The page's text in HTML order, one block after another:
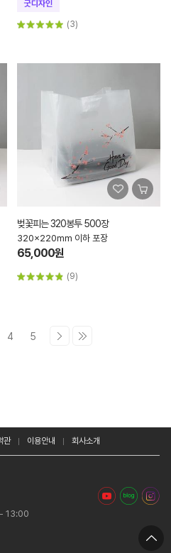
(3)
벚꽃피는 320봉투 500장
320x220mm 이하 포장
65,000원
(9)
4 5
관 이용안내 회사소개
13:00